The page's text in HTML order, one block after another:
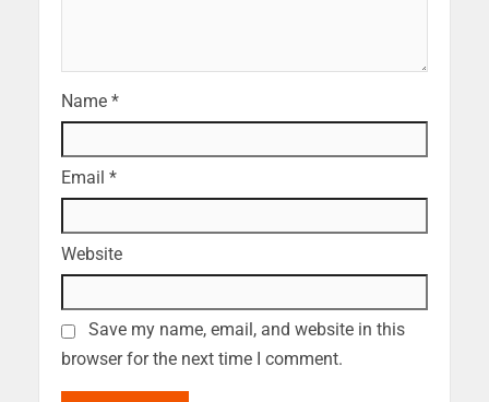
Name *
Email *
Website
Save my name, email, and website in this
browser for the next time I comment.